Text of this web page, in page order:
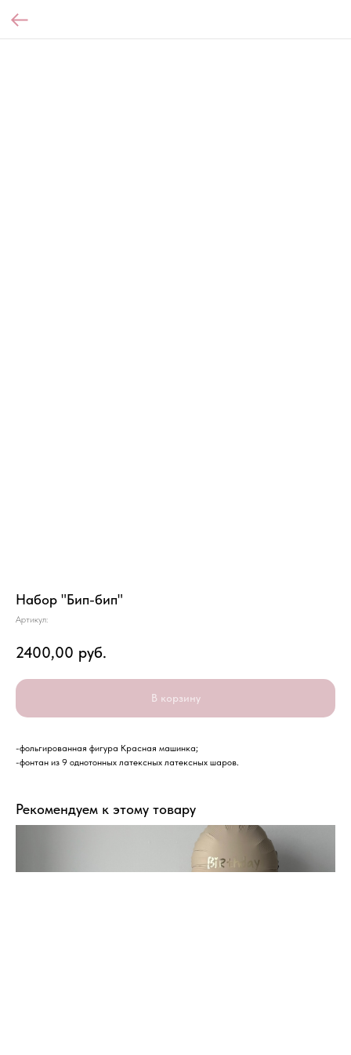
Набор "Бип-бип"
Артикул:
2400,00 руб.
В корзину
-фольгированная фигура Красная машинка;
-фонтан из 9 однотонных латексных латексных шаров.
Рекомендуем к этому товару